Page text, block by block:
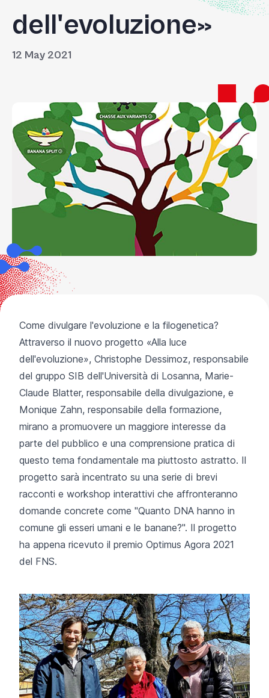
dell'evoluzione»
12 May 2021
Come divulgare l'evoluzione e la filogenetica?
Attraverso il nuovo progetto «Alla luce
dell'evoluzione», Christophe Dessimoz, responsabile
del gruppo SIB dell'Università di Losanna, Marie-
Claude Blatter, responsabile della divulgazione, e
Monique Zahn, responsabile della formazione,
mirano a promuovere un maggiore interesse da
parte del pubblico e una comprensione pratica di
questo tema fondamentale ma piuttosto astratto. Il
progetto sarà incentrato su una serie di brevi
racconti e workshop interattivi che affronteranno
domande concrete come "Quanto DNA hanno in
comune gli esseri umani e le banane?". Il progetto
ha appena ricevuto il premio Optimus Agora 2021
del FNS.